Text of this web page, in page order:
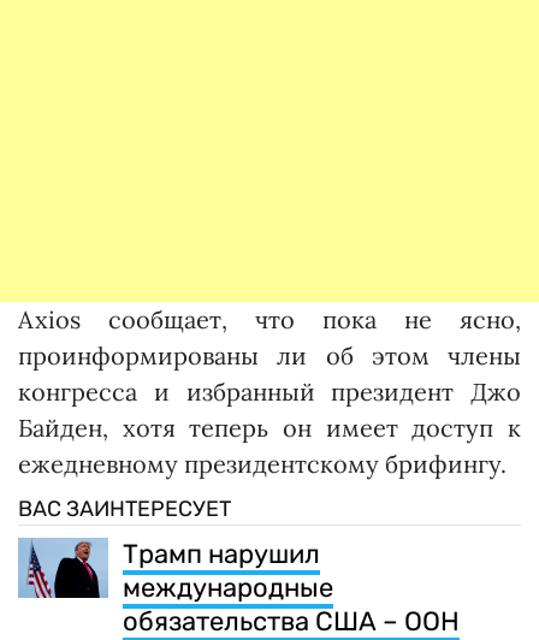
Axios сообщает, что пока не ясно,
проинформированы ли об этом члены
конгресса и избранный президент Джо
Байден, хотя теперь он имеет доступ к
ежедневному президентскому брифингу.
ВАС ЗАИНТЕРЕСУЕТ
Трамп нарушил
международные
обязательства США – ООН